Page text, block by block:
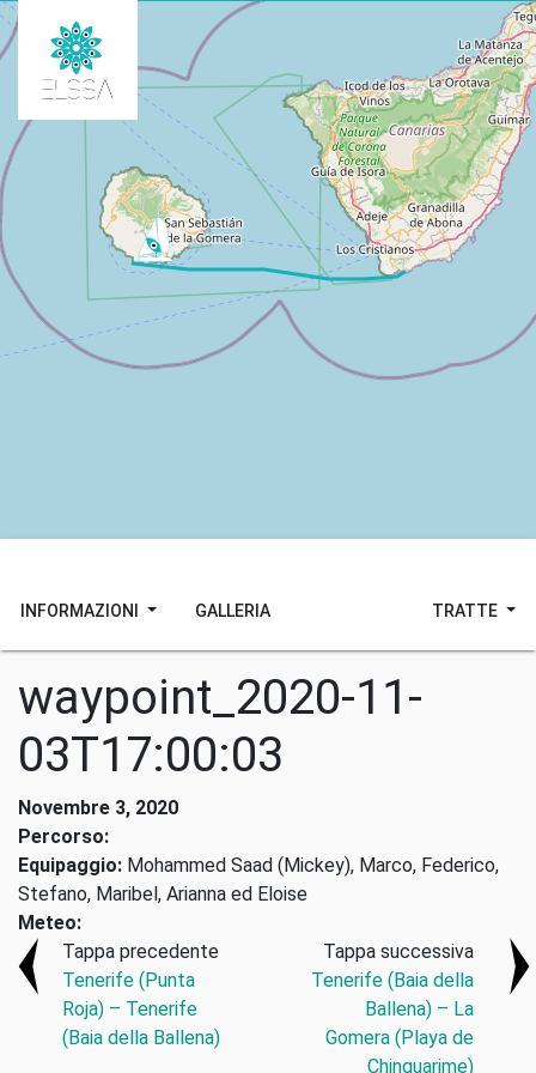
INFORMAZIONI GALLERIA TRATTE
waypoint_2020-11-
03T17:00:03
Novembre 3, 2020
Percorso:
Equipaggio: Mohammed Saad (Mickey), Marco, Federico,
Stefano, Maribel, Arianna ed Eloise
Meteo:
Tappa precedente
Tenerife (Punta
Roja) – Tenerife
(Baia della Ballena)
Tappa successiva
Tenerife (Baia della
Ballena) – La
Gomera (Playa de
Chinguarime)